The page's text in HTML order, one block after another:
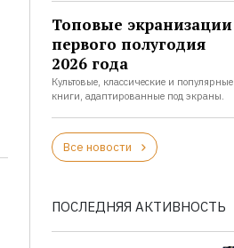
Топовые экранизации
первого полугодия
2026 года
Культовые, классические и популярные
книги, адаптированные под экраны.
Все новости
ПОСЛЕДНЯЯ АКТИВНОСТЬ